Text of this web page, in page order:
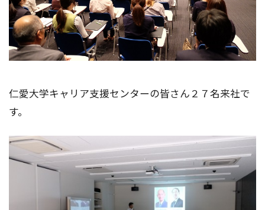
仁愛大学キャリア支援センターの皆さん２７名来社で
す。